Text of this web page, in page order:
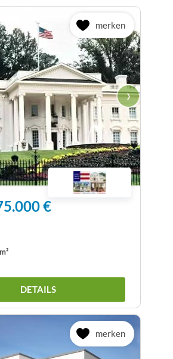
merken
›
€
DETAILS
merken